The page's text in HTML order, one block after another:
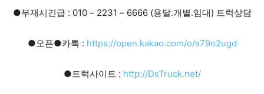
●부재시긴급 : 010 – 2231 – 6666 (용달.개별.임대) 트럭상담
●오픈●카톡 : https://open.kakao.com/o/s79o2ugd
●트럭사이트 : http://DsTruck.net/